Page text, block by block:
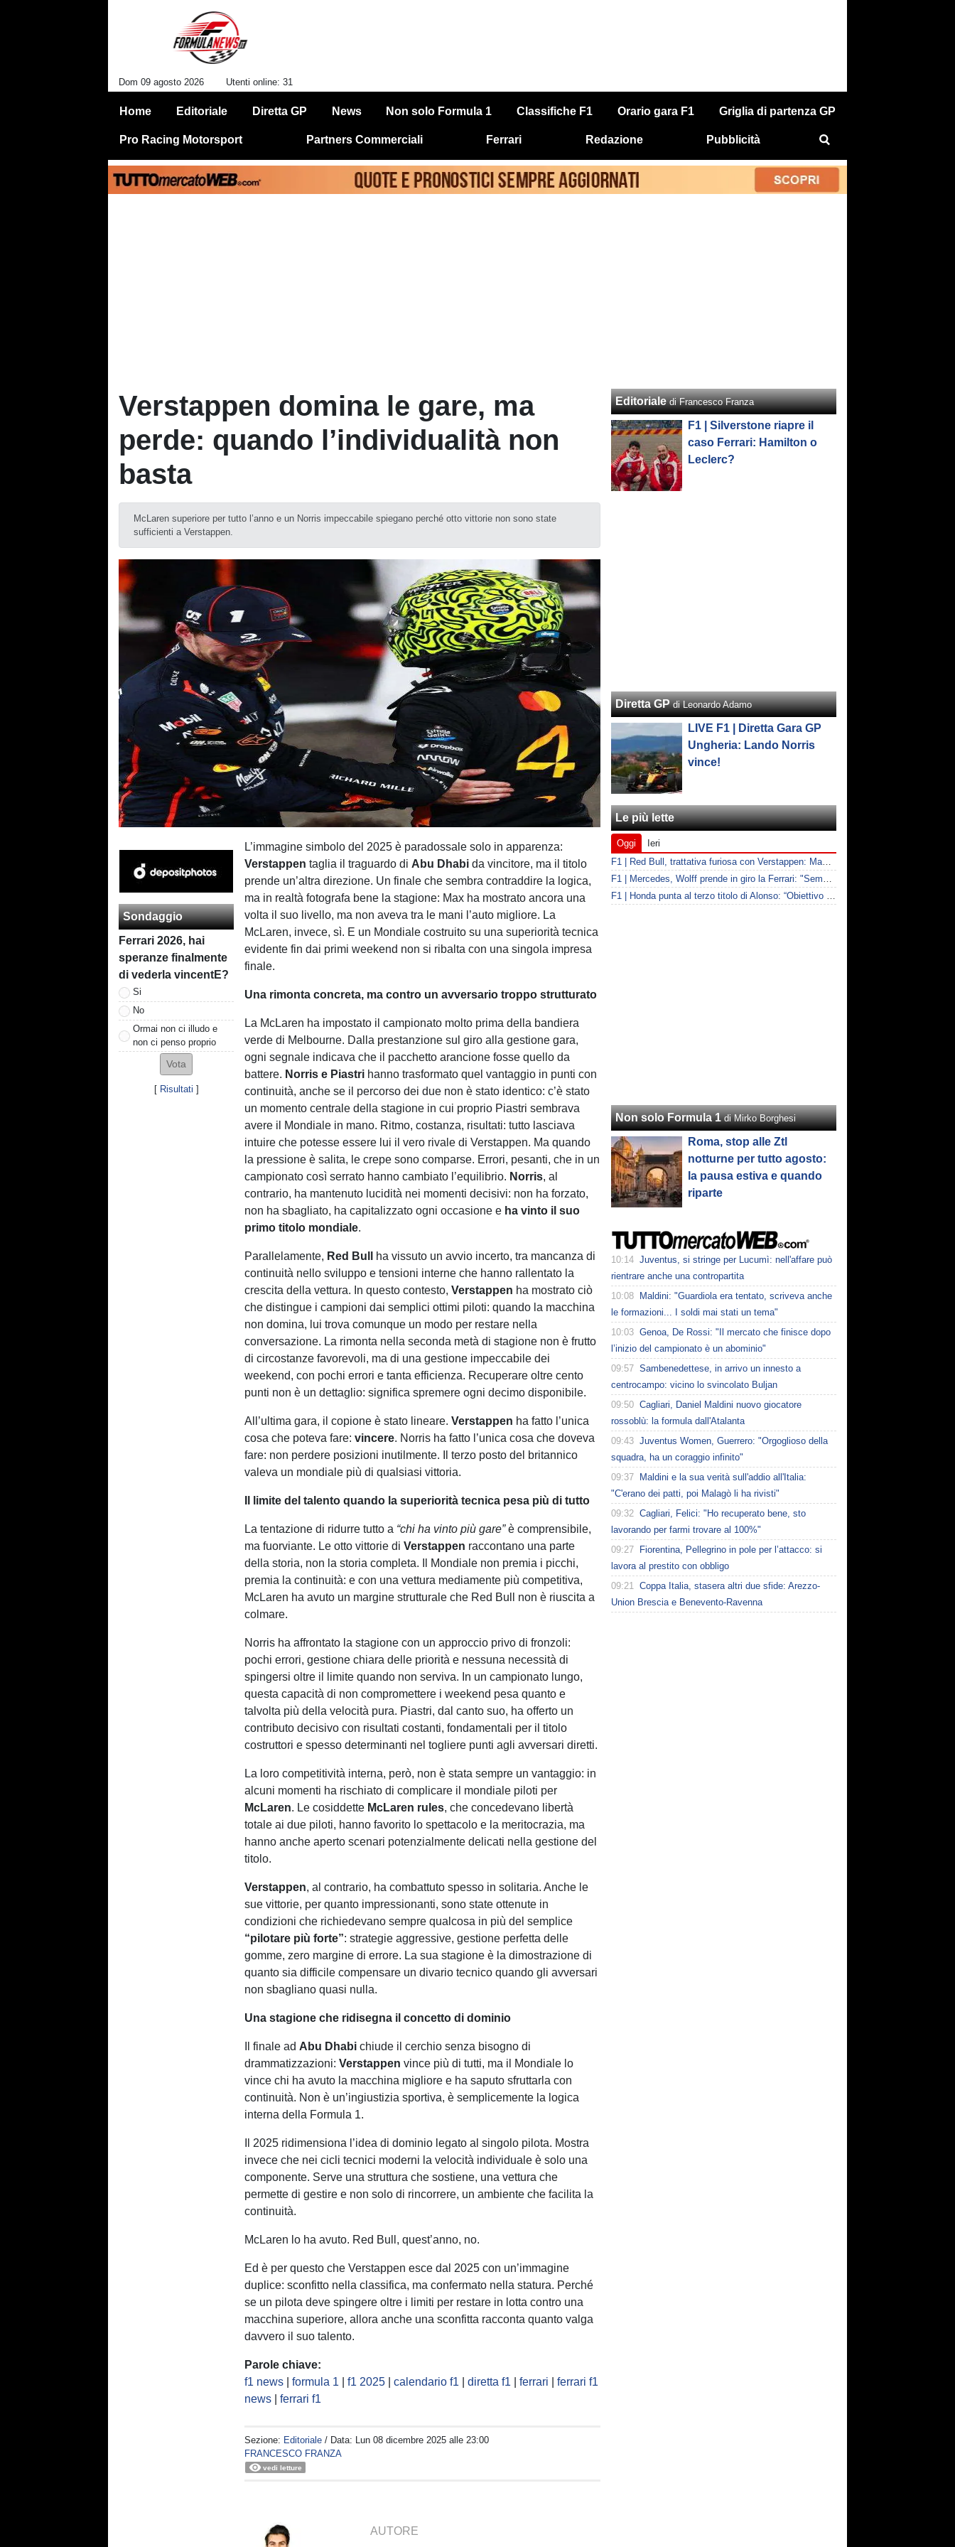
Dom 09 agosto 2026 Utenti online: 31
Home Editoriale Diretta GP News Non solo Formula 1 Classifiche F1 Orario gara F1 Griglia di partenza GP
Pro Racing Motorsport Partners Commerciali Ferrari Redazione Pubblicità
Verstappen domina le gare, ma
perde: quando l’individualità non
basta
McLaren superiore per tutto l’anno e un Norris impeccabile spiegano perché otto vittorie non sono state
sufficienti a Verstappen.
Sondaggio
Ferrari 2026, hai
speranze finalmente
di vederla vincentE?
Si
No
Ormai non ci illudo e
non ci penso proprio
[ Risultati ]
L’immagine simbolo del 2025 è paradossale solo in apparenza:
Verstappentaglia il traguardo di Abu Dhabida vincitore, ma il titolo
prende un’altra direzione. Un finale che sembra contraddire la logica,
ma in realtà fotografa bene la stagione: Max ha mostrato ancora una
volta il suo livello, ma non aveva tra le mani l’auto migliore. La
McLaren, invece, sì. E un Mondiale costruito su una superiorità tecnica
evidente fin dai primi weekend non si ribalta con una singola impresa
finale.
Una rimonta concreta, ma contro un avversario troppo strutturato
La McLaren ha impostato il campionato molto prima della bandiera
verde di Melbourne. Dalla prestanzione sul giro alla gestione gara,
ogni segnale indicava che il pacchetto arancione fosse quello da
battere. Norris e Piastri hanno trasformato quel vantaggio in punti con
continuità, anche se il percorso dei due non è stato identico: c’è stato
un momento centrale della stagione in cui proprio Piastri sembrava
avere il Mondiale in mano. Ritmo, costanza, risultati: tutto lasciava
intuire che potesse essere lui il vero rivale di Verstappen. Ma quando
la pressione è salita, le crepe sono comparse. Errori, pesanti, che in un
campionato così serrato hanno cambiato l’equilibrio. Norris, al
contrario, ha mantenuto lucidità nei momenti decisivi: non ha forzato,
non ha sbagliato, ha capitalizzato ogni occasione e ha vinto il suo
primo titolo mondiale.
Parallelamente, Red Bull
ha vissuto un avvio incerto, tra mancanza di
continuità nello sviluppo e tensioni interne che hanno rallentato la
crescita della vettura. In questo contesto,Verstappen ha mostrato ciò
che distingue i campioni dai semplici ottimi piloti: quando la macchina
non domina, lui trova comunque un modo per restare nella
conversazione. La rimonta nella seconda metà di stagione non è frutto
di circostanze favorevoli, ma di una gestione impeccabile dei
weekend, con pochi errori e tanta efficienza. Recuperare oltre cento
punti non è un dettaglio: significa spremere ogni decimo disponibile.
All’ultima gara, il copione è stato lineare.Verstappen ha fatto l’unica
cosa che poteva fare:vincere. Norris ha fatto l’unica cosa che doveva
fare: non perdere posizioni inutilmente. Il terzo posto del britannico
valeva un mondiale più di qualsiasi vittoria.
Il limite del talento quando la superiorità tecnica pesa più di tutto
La tentazione di ridurre tutto a “chi ha vinto più gare”è comprensibile,
ma fuorviante. Le otto vittorie diVerstappen raccontano una parte
della storia, non la storia completa. Il Mondiale non premia i picchi,
premia la continuità: e con una vettura mediamente più competitiva,
McLaren ha avuto un margine strutturale che Red Bull non è riuscita a
colmare.
Norris ha affrontato la stagione con un approccio privo di fronzoli:
pochi errori, gestione chiara delle priorità e nessuna necessità di
spingersi oltre il limite quando non serviva. In un campionato lungo,
questa capacità di non compromettere i weekend pesa quanto e
talvolta più della velocità pura. Piastri, dal canto suo, ha offerto un
contributo decisivo con risultati costanti, fondamentali per il titolo
costruttori e spesso determinanti nel togliere punti agli avversari diretti.
La loro competitività interna, però, non è stata sempre un vantaggio: in
alcuni momenti ha rischiato di complicare il mondiale piloti per
McLaren. Le cosiddette McLaren rules, che concedevano libertà
totale ai due piloti, hanno favorito lo spettacolo e la meritocrazia, ma
hanno anche aperto scenari potenzialmente delicati nella gestione del
titolo.
Verstappen, al contrario, ha combattuto spesso in solitaria. Anche le
sue vittorie, per quanto impressionanti, sono state ottenute in
condizioni che richiedevano sempre qualcosa in più del semplice
“pilotare più forte”: strategie aggressive, gestione perfetta delle
gomme, zero margine di errore. La sua stagione è la dimostrazione di
quanto sia difficile compensare un divario tecnico quando gli avversari
non sbagliano quasi nulla.
Una stagione che ridisegna il concetto di dominio
Il finale ad Abu Dhabi chiude il cerchio senza bisogno di
drammatizzazioni:Verstappen vince più di tutti, ma il Mondiale lo
vince chi ha avuto la macchina migliore e ha saputo sfruttarla con
continuità. Non è un’ingiustizia sportiva, è semplicemente la logica
interna della Formula 1.
Il 2025 ridimensiona l’idea di dominio legato al singolo pilota. Mostra
invece che nei cicli tecnici moderni la velocità individuale è solo una
componente. Serve una struttura che sostiene, una vettura che
permette di gestire e non solo di rincorrere, un ambiente che facilita la
continuità.
McLaren lo ha avuto. Red Bull, quest’anno, no.
Ed è per questo che Verstappen esce dal 2025 con un’immagine
duplice: sconfitto nella classifica, ma confermato nella statura. Perché
se un pilota deve spingere oltre i limiti per restare in lotta contro una
macchina superiore, allora anche una sconfitta racconta quanto valga
davvero il suo talento.
Parole chiave:
f1 news |formula 1 |f1 2025 |calendario f1 |diretta f1 |ferrari |ferrari f1
news |ferrari f1
Sezione: Editoriale / Data: Lun 08 dicembre 2025 alle 23:00
FRANCESCO FRANZA
vedi letture
AUTORE
Editoriale di Francesco Franza
F1 | Silverstone riapre il
caso Ferrari: Hamilton o
Leclerc?
Diretta GP di Leonardo Adamo
LIVE F1 | Diretta Gara GP
Ungheria: Lando Norris
vince!
Le più lette
Oggi
Ieri
F1 | Red Bull, trattativa furiosa con Verstappen: Max chiede il doppio per rimuovere le clausole
F1 | Mercedes, Wolff prende in giro la Ferrari: "Sempre a lamentarsi della PU"
F1 | Honda punta al terzo titolo di Alonso: “Obiettivo Mondiale con lui”
Non solo Formula 1 di Mirko Borghesi
Roma, stop alle Ztl
notturne per tutto agosto:
la pausa estiva e quando
riparte
10:14 Juventus, si stringe per Lucumì: nell'affare può
rientrare anche una contropartita
10:08
Maldini: "Guardiola era tentato, scriveva anche
le formazioni... I soldi mai stati un tema"
10:03 Genoa, De Rossi: "Il mercato che finisce dopo
l’inizio del campionato è un abominio"
09:57 Sambenedettese, in arrivo un innesto a
centrocampo: vicino lo svincolato Buljan
09:50 Cagliari, Daniel Maldini nuovo giocatore
rossoblù: la formula dall'Atalanta
09:43 Juventus Women, Guerrero: "Orgoglioso della
squadra, ha un coraggio infinito"
09:37
Maldini e la sua verità sull'addio all'Italia:
"C'erano dei patti, poi Malagò li ha rivisti"
09:32 Cagliari, Felici: "Ho recuperato bene, sto
lavorando per farmi trovare al 100%"
09:27
Fiorentina, Pellegrino in pole per l’attacco: si
lavora al prestito con obbligo
09:21 Coppa Italia, stasera altri due sfide: Arezzo-
Union Brescia e Benevento-Ravenna